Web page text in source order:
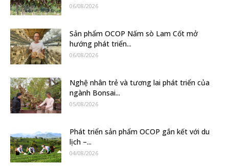
06/08/2026
Sản phẩm OCOP Nấm sò Lam Cốt mở
hướng phát triển...
06/08/2026
Nghệ nhân trẻ và tương lai phát triển của
ngành Bonsai...
05/08/2026
Phát triển sản phẩm OCOP gắn kết với du
lịch –...
04/08/2026